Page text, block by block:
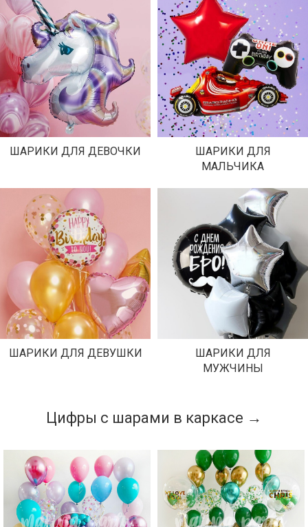
ШАРИКИ ДЛЯ ДЕВОЧКИ
ШАРИКИ ДЛЯ
МАЛЬЧИКА
ШАРИКИ ДЛЯ ДЕВУШКИ
ШАРИКИ ДЛЯ
МУЖЧИНЫ
Цифры с шарами в каркасе →